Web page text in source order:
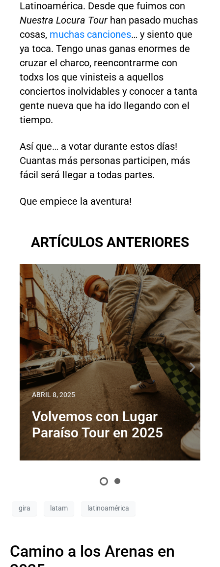
Latinoamérica. Desde que fuimos con
Nuestra Locura Tour han pasado muchas
cosas, muchas canciones… y siento que
ya toca. Tengo unas ganas enormes de
cruzar el charco, reencontrarme con
todxs los que vinisteis a aquellos
conciertos inolvidables y conocer a tanta
gente nueva que ha ido llegando con el
tiempo.
Así que… a votar durante estos días!
Cuantas más personas participen, más
fácil será llegar a todas partes.
Que empiece la aventura!
ARTÍCULOS ANTERIORES
ABRIL 8, 2025
Volvemos con Lugar
Paraíso Tour en 2025
gira latam latinoamérica
Camino a los Arenas en